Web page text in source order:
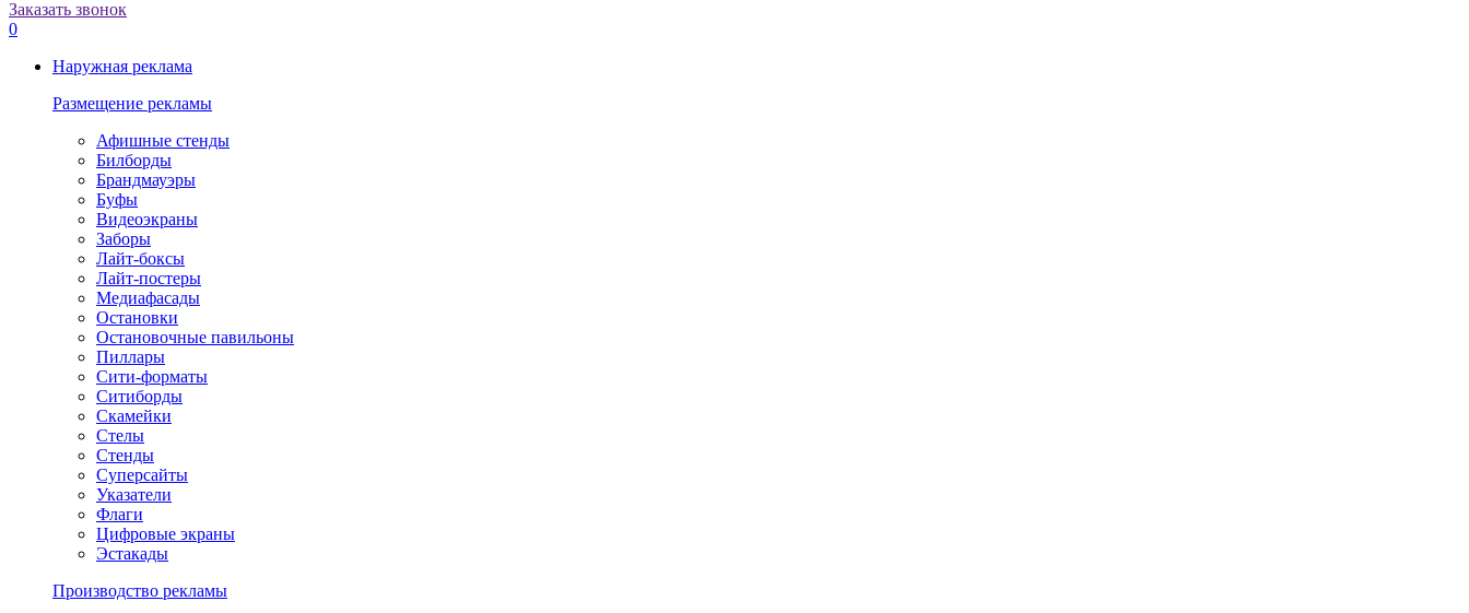
Заказать звонок
0
Наружная реклама
Размещение рекламы
Афишные стенды
Билборды
Брандмауэры
Буфы
Видеоэкраны
Заборы
Лайт-боксы
Лайт-постеры
Медиафасады
Остановки
Остановочные павильоны
Пиллары
Сити-форматы
Ситиборды
Скамейки
Стелы
Стенды
Суперсайты
Указатели
Флаги
Цифровые экраны
Эстакады
Производство рекламы